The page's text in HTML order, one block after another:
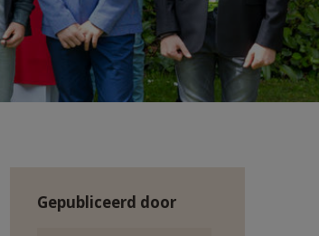
Gepubliceerd door